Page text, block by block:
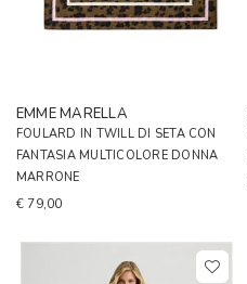
EMME MARELLA
FOULARD IN TWILL DI SETA CON
FANTASIA MULTICOLORE DONNA
MARRONE
€ 79,00